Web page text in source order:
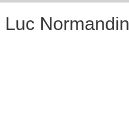
Luc Normandin